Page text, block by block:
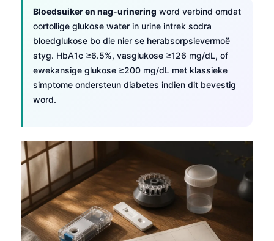
Bloedsuiker en nag-urinering word verbind omdat
oortollige glukose water in urine intrek sodra
bloedglukose bo die nier se herabsorpsievermoë
styg. HbA1c ≥6.5%, vasglukose ≥126 mg/dL, of
ewekansige glukose ≥200 mg/dL met klassieke
simptome ondersteun diabetes indien dit bevestig
word.